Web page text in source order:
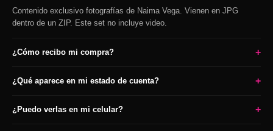
Contenido exclusivo fotografías de Naima Vega. Vienen en JPG
dentro de un ZIP. Este set no incluye video.
¿Cómo recibo mi compra? +
¿Qué aparece en mi estado de cuenta? +
¿Puedo verlas en mi celular? +